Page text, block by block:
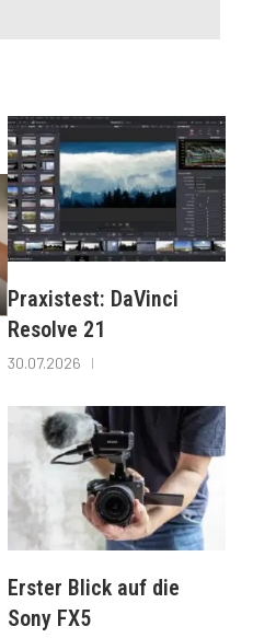
Praxistest: DaVinci
Resolve 21
30.07.2026
Erster Blick auf die
Sony FX5